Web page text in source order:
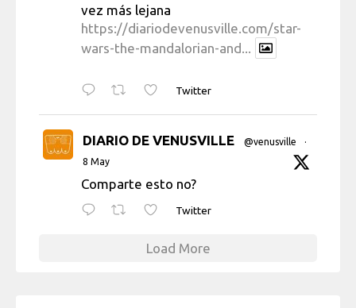
vez más lejana
https://diariodevenusville.com/star-
wars-the-mandalorian-and...
Twitter
DIARIO DE VENUSVILLE @venusville
·
8 May
Comparte esto no?
Twitter
Load More